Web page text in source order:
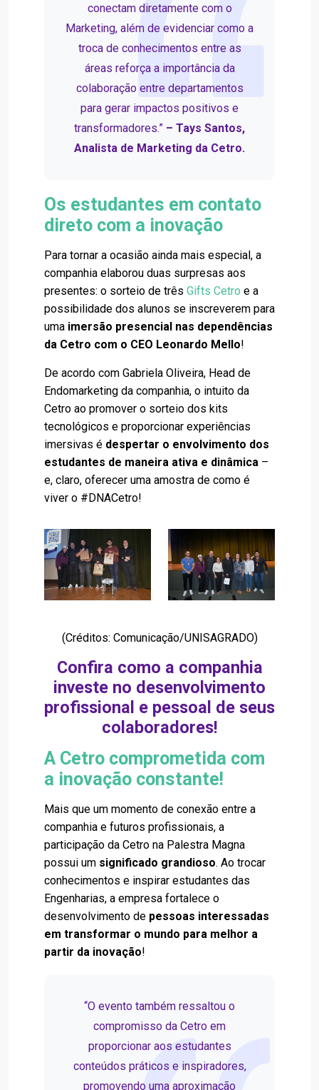
conectam diretamente com o
Marketing, além de evidenciar como a
troca de conhecimentos entre as
áreas reforça a importância da
colaboração entre departamentos
para gerar impactos positivos e
transformadores.” – Tays Santos,
Analista de Marketing da Cetro.
Os estudantes em contato
direto com a inovação
Para tornar a ocasião ainda mais especial, a
companhia elaborou duas surpresas aos
presentes: o sorteio de três Gifts Cetro e a
possibilidade dos alunos se inscreverem para
uma imersão presencial nas dependências
da Cetro com o CEO Leonardo Mello!
De acordo com Gabriela Oliveira, Head de
Endomarketing da companhia, o intuito da
Cetro ao promover o sorteio dos kits
tecnológicos e proporcionar experiências
imersivas é despertar o envolvimento dos
estudantes de maneira ativa e dinâmica –
e, claro, oferecer uma amostra de como é
viver o #DNACetro!
(Créditos: Comunicação/UNISAGRADO)
Confira como a companhia
investe no desenvolvimento
profissional e pessoal de seus
colaboradores!
A Cetro comprometida com
a inovação constante!
Mais que um momento de conexão entre a
companhia e futuros profissionais, a
participação da Cetro na Palestra Magna
possui um significado grandioso. Ao trocar
conhecimentos e inspirar estudantes das
Engenharias, a empresa fortalece o
desenvolvimento de pessoas interessadas
em transformar o mundo para melhor a
partir da inovação!
“O evento também ressaltou o
compromisso da Cetro em
proporcionar aos estudantes
conteúdos práticos e inspiradores,
promovendo uma aproximação